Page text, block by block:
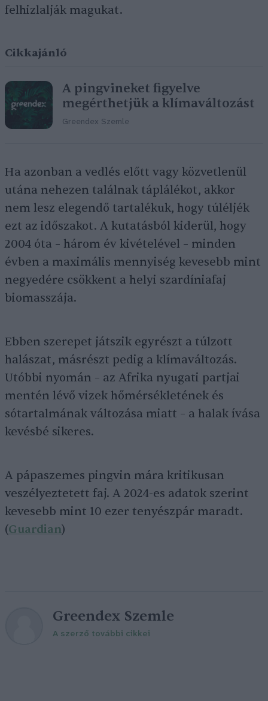
felhizlalják magukat.
Cikkajánló
A pingvineket figyelve
megérthetjük a klímaváltozást
Greendex Szemle
Ha azonban a vedlés előtt vagy közvetlenül
utána nehezen találnak táplálékot, akkor
nem lesz elegendő tartalékuk, hogy túléljék
ezt az időszakot. A kutatásból kiderül, hogy
2004 óta – három év kivételével – minden
évben a maximális mennyiség kevesebb mint
negyedére csökkent a helyi szardíniafaj
biomasszája.
Ebben szerepet játszik egyrészt a túlzott
halászat, másrészt pedig a klímaváltozás.
Utóbbi nyomán – az Afrika nyugati partjai
mentén lévő vizek hőmérsékletének és
sótartalmának változása miatt – a halak ívása
kevésbé sikeres.
A pápaszemes pingvin mára kritikusan
veszélyeztetett faj. A 2024-es adatok szerint
kevesebb mint 10 ezer tenyészpár maradt.
(Guardian)
Greendex Szemle
A szerző további cikkei